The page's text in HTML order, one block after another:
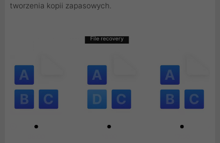
tworzenia kopii zapasowych.